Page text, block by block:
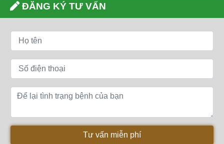
ĐĂNG KÝ TƯ VẤN
Tư vấn miễn phí